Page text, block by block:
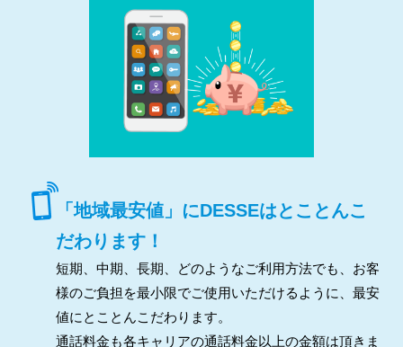
「地域最安値」にDESSEはとことんこ
だわります！
短期、中期、長期、どのようなご利用方法でも、お客
様のご負担を最小限でご使用いただけるように、最安
値にとことんこだわります。
通話料金も各キャリアの通話料金以上の金額は頂きま